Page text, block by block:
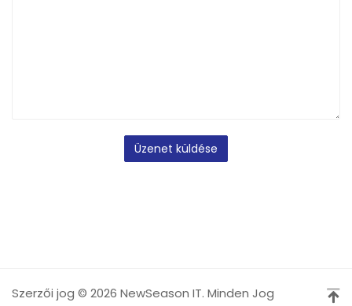
Üzenet küldése
Szerzői jog © 2026 NewSeason IT. Minden Jog